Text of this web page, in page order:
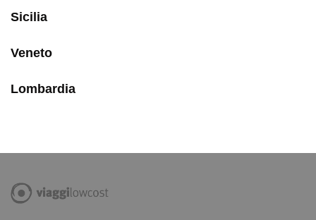
Sicilia
Veneto
Lombardia